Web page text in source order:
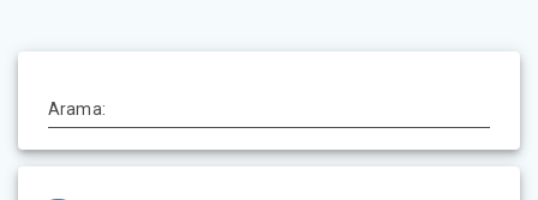
Arama: